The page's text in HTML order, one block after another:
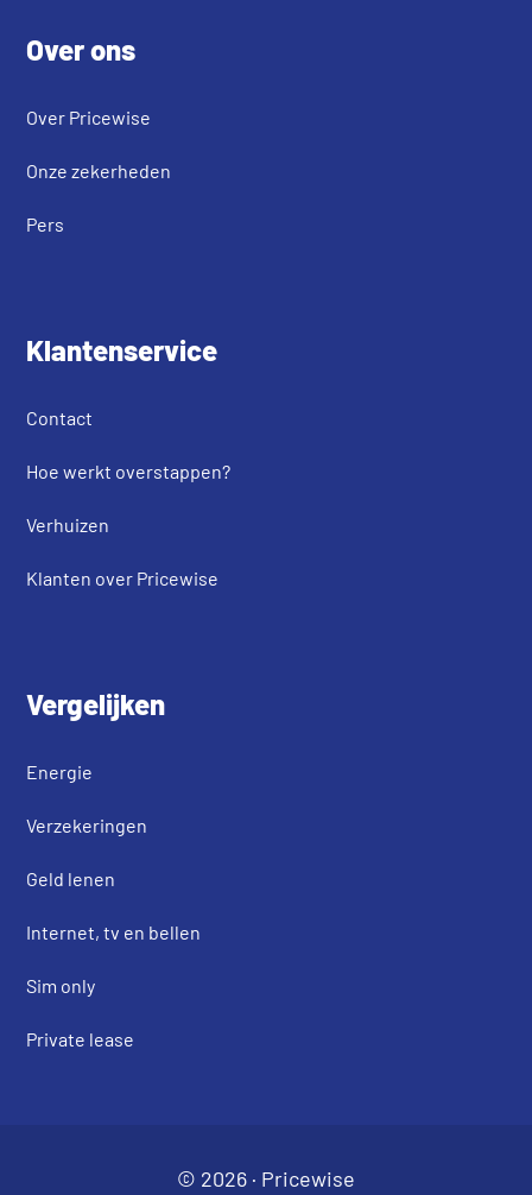
Over ons
Over Pricewise
Onze zekerheden
Pers
Klantenservice
Contact
Hoe werkt overstappen?
Verhuizen
Klanten over Pricewise
Vergelijken
Energie
Verzekeringen
Geld lenen
Internet, tv en bellen
Sim only
Private lease
© 2026 · Pricewise